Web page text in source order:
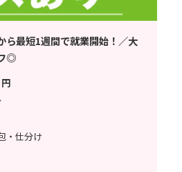
ら最短1週間で就業開始！／大
◎
円
・仕分け